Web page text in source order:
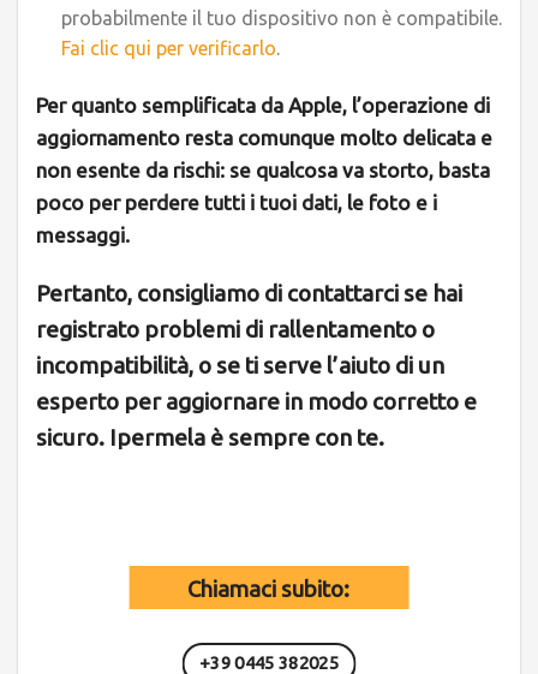
probabilmente il tuo dispositivo non è compatibile.
Fai clic qui per verificarlo.
Per quanto semplificata da Apple, l’operazione di
aggiornamento resta comunque molto delicata e
non esente da rischi: se qualcosa va storto, basta
poco per perdere tutti i tuoi dati, le foto e i
messaggi.
Pertanto, consigliamo di contattarci se hai
registrato problemi di rallentamento o
incompatibilità, o se ti serve l’aiuto di un
esperto per aggiornare in modo corretto e
sicuro. Ipermela è sempre con te.
Chiamaci subito:
+39 0445 382025